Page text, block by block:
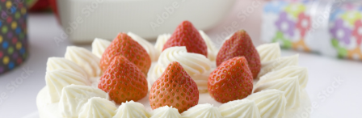
18日(土)は18:00まで
19日(日)は17:00までの営業とさせていた
だきます。
ご不便をおかけいたしますが、よろしくお
願いします。
皆さまのご来店お待ちしております♡